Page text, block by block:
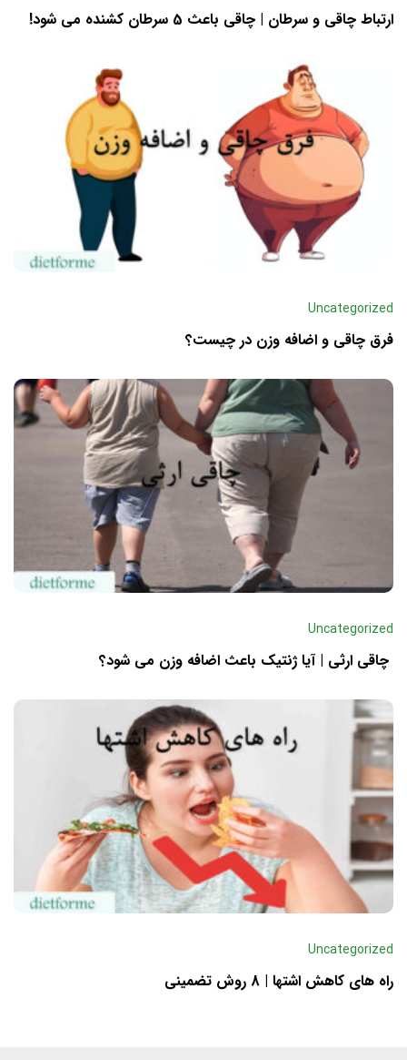
ارتباط چاقی و سرطان | چاقی باعث 5 سرطان کشنده می شود!
Uncategorized
فرق چاقی و اضافه وزن در چیست؟
Uncategorized
چاقی ارثی | آیا ژنتیک باعث اضافه وزن می شود؟
Uncategorized
راه های کاهش اشتها | 8 روش تضمینی